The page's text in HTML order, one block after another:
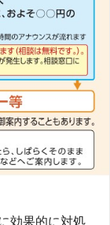
効果的に対処